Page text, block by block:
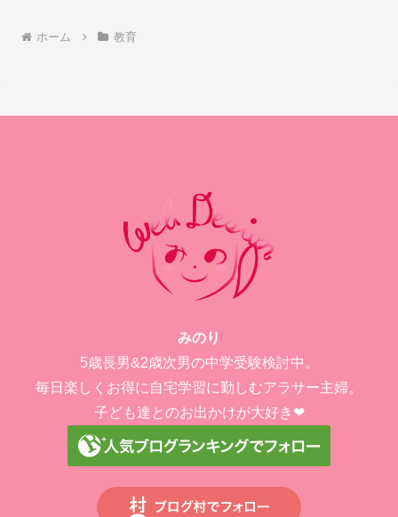
ホーム 教育
みのり
5歳長男&2歳次男の中学受験検討中。
毎日楽しくお得に自宅学習に勤しむアラサー主婦。
子ども達とのお出かけが大好き❤︎